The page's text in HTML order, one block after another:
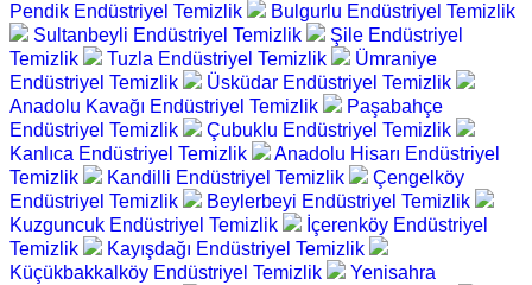
Pendik Endüstriyel Temizlik
Bulgurlu Endüstriyel Temizlik
Sultanbeyli Endüstriyel Temizlik
Şile Endüstriyel
Temizlik
Tuzla Endüstriyel Temizlik
Ümraniye
Endüstriyel Temizlik
Üsküdar Endüstriyel Temizlik
Anadolu Kavağı Endüstriyel Temizlik
Paşabahçe
Endüstriyel Temizlik
Çubuklu Endüstriyel Temizlik
Kanlıca Endüstriyel Temizlik
Anadolu Hisarı Endüstriyel
Temizlik
Kandilli Endüstriyel Temizlik
Çengelköy
Endüstriyel Temizlik
Beylerbeyi Endüstriyel Temizlik
Kuzguncuk Endüstriyel Temizlik
İçerenköy Endüstriyel
Temizlik
Kayışdağı Endüstriyel Temizlik
Küçükbakkalköy Endüstriyel Temizlik
Yenisahra